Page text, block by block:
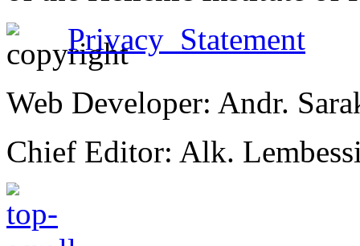
Privacy Statement
Web Developer: Andr.
Chief Editor: Alk.